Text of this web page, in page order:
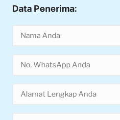
Data Penerima: